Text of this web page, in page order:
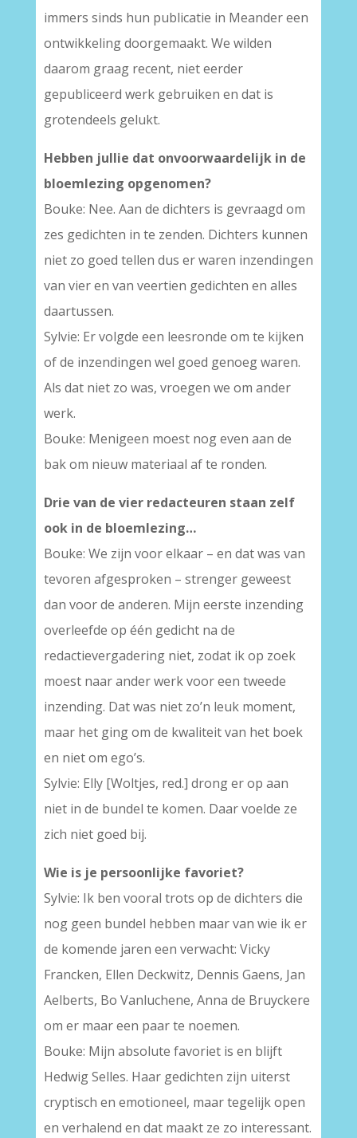
immers sinds hun publicatie in Meander een
ontwikkeling doorgemaakt. We wilden
daarom graag recent, niet eerder
gepubliceerd werk gebruiken en dat is
grotendeels gelukt.
Hebben jullie dat onvoorwaardelijk in de
bloemlezing opgenomen?
Bouke: Nee. Aan de dichters is gevraagd om
zes gedichten in te zenden. Dichters kunnen
niet zo goed tellen dus er waren inzendingen
van vier en van veertien gedichten en alles
daartussen.
Sylvie: Er volgde een leesronde om te kijken
of de inzendingen wel goed genoeg waren.
Als dat niet zo was, vroegen we om ander
werk.
Bouke: Menigeen moest nog even aan de
bak om nieuw materiaal af te ronden.
Drie van de vier redacteuren staan zelf
ook in de bloemlezing…
Bouke: We zijn voor elkaar – en dat was van
tevoren afgesproken – strenger geweest
dan voor de anderen. Mijn eerste inzending
overleefde op één gedicht na de
redactievergadering niet, zodat ik op zoek
moest naar ander werk voor een tweede
inzending. Dat was niet zo’n leuk moment,
maar het ging om de kwaliteit van het boek
en niet om ego’s.
Sylvie: Elly [Woltjes, red.] drong er op aan
niet in de bundel te komen. Daar voelde ze
zich niet goed bij.
Wie is je persoonlijke favoriet?
Sylvie: Ik ben vooral trots op de dichters die
nog geen bundel hebben maar van wie ik er
de komende jaren een verwacht: Vicky
Francken, Ellen Deckwitz, Dennis Gaens, Jan
Aelberts, Bo Vanluchene, Anna de Bruyckere
om er maar een paar te noemen.
Bouke: Mijn absolute favoriet is en blijft
Hedwig Selles. Haar gedichten zijn uiterst
cryptisch en emotioneel, maar tegelijk open
en verhalend en dat maakt ze zo interessant.